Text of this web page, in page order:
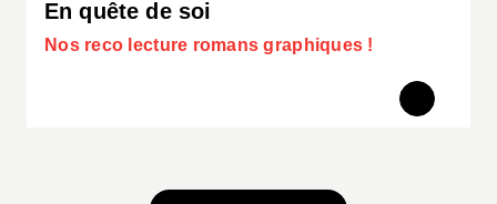
En quête de soi
Nos reco lecture romans graphiques !